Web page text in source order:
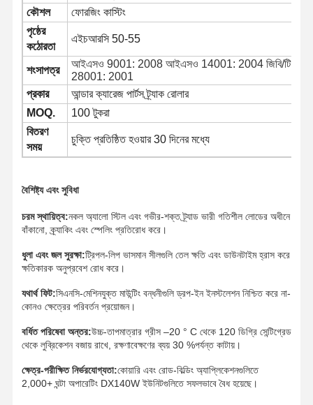
বাড়ি পণ্য
আমাদের সম্পর্কে
কৌশল
ফোরজিং কাস্টিং
পৃষ্ঠের
কঠোরতা
এইচআরসি 50-55
শংসাপত্র
আইএসও 9001: 2008 আইএসও 14001: 2004 জিবি/টি
28001: 2001
প্রকার
আন্ডার ক্যারেজ পার্টস ট্র্যাক রোলার
MOQ.
100 টুকরা
বিতরণ
সময়
চুক্তি প্রতিষ্ঠিত হওয়ার 30 দিনের মধ্যে
বৈশিষ্ট্য এবং সুবিধা
চরম স্থায়িত্ব:নকল অ্যালো স্টিল এবং গভীর-শক্ত ট্র্যাড ভারী গতিশীল লোডের অধীনে
বাঁকানো, ক্র্যাকিং এবং স্পেলিং প্রতিরোধ করে।
ধুলা এবং জল সুরক্ষা:ট্রিপল-লিপ ভাসমান সীলগুলি তেল ক্ষতি এবং ডাউনটাইম হ্রাস করে
ক্ষতিকারক অনুপ্রবেশ রোধ করে।
যথার্থ ফিট:সিএনসি-মেশিনযুক্ত মাউন্টিং বন্ধনীগুলি ড্রপ-ইন ইনস্টলেশন নিশ্চিত করে না-
কোনও ক্ষেত্রের পরিবর্তন প্রয়োজন।
বর্ধিত পরিষেবা অন্তর:উচ্চ-তাপমাত্রার গ্রীস –20 ° C থেকে 120 ডিগ্রি সেন্টিগ্রেড
থেকে লুব্রিকেশন বজায় রাখে, রক্ষণাবেক্ষণের ব্যয় 30 %পর্যন্ত কাটায়।
ক্ষেত্র-পরীক্ষিত নির্ভরযোগ্যতা:কোয়ারি এবং রোড-বিল্ডিং অ্যাপ্লিকেশনগুলিতে
2,000+ ঘন্টা অপারেটিং DX140W ইউনিটগুলিতে সফলভাবে বৈধ হয়েছে।